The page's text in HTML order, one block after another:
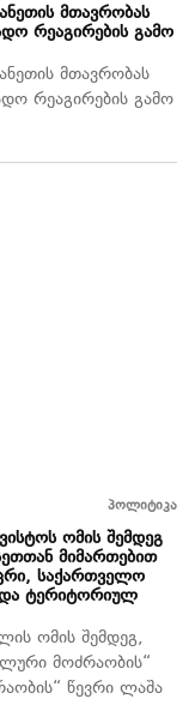
მთავრობას
რეაგირების გამო
მთავრობას
რეაგირების გამო
პოლიტიკა
ომის შემდეგ
მიმართებით
საქართველო
და ტერიტორიულ
ომის შემდეგ,
მოძრაობის“
წევრი ლაშა